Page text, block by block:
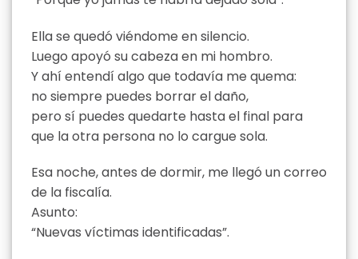
Ella se quedó viéndome en silencio.
Luego apoyó su cabeza en mi hombro.
Y ahí entendí algo que todavía me quema:
no siempre puedes borrar el daño,
pero sí puedes quedarte hasta el final para
que la otra persona no lo cargue sola.
Esa noche, antes de dormir, me llegó un correo
de la fiscalía.
Asunto:
“Nuevas víctimas identificadas”.